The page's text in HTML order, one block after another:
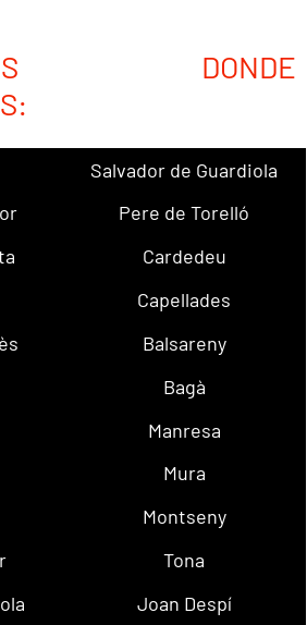
DONDE
Salvador de Guardiola
Pere de Torelló
Cardedeu
Capellades
Balsareny
Bagà
Manresa
Mura
Montseny
Tona
Joan Despí